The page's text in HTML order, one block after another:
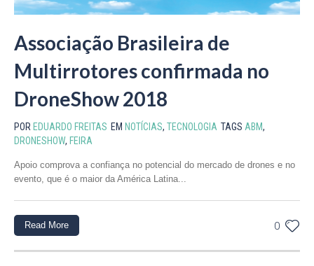
Associação Brasileira de
Multirrotores confirmada no
DroneShow 2018
POR EDUARDO FREITAS EM NOTÍCIAS, TECNOLOGIA TAGS ABM,
DRONESHOW, FEIRA
Apoio comprova a confiança no potencial do mercado de drones e no
evento, que é o maior da América Latina...
0
Read More